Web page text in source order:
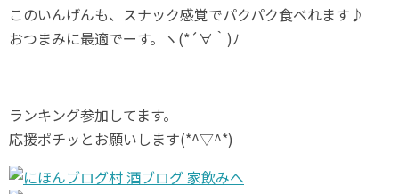
このいんげんも、スナック感覚でパクパク食べれます♪
おつまみに最適でーす。ヽ(*´∀｀)ﾉ
ランキング参加してます。
応援ポチッとお願いします(*^▽^*)